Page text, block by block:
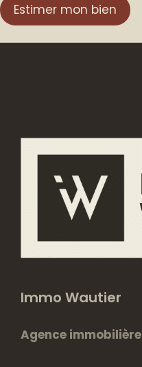
Estimer mon bien
Immo Wautier
Agence immobilière